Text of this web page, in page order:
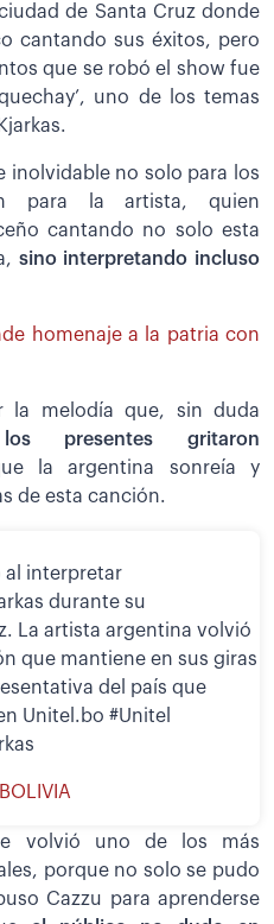
de Santa Cruz donde
cantando sus éxitos, pero
que se robó el show fue
uno de los temas
inolvidable no solo para los
para la artista, quien
cantando no solo esta
sino interpretando incluso
homenaje a la patria con
la melodía que, sin duda
los presentes gritaron
la argentina sonreía y
de esta canción.
al interpretar
durante su
La artista argentina volvió
que mantiene en sus giras
del país que
Unitel.bo #Unitel
volvió uno de los más
porque no solo se pudo
Cazzu para aprenderse